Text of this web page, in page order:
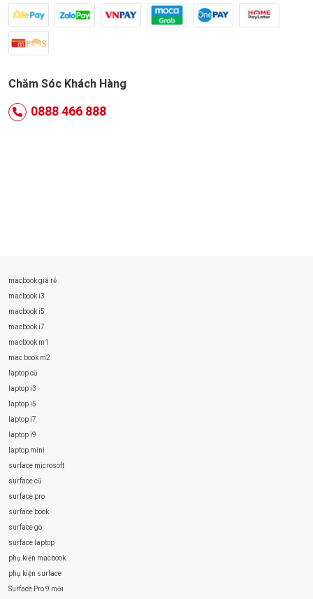
Chăm Sóc Khách Hàng
0888 466 888
macbook giá rẻ
macbook i3
macbook i5
macbook i7
macbook m1
mac book m2
laptop cũ
laptop i3
laptop i5
laptop i7
laptop i9
laptop mini
surface microsoft
surface cũ
surface pro
surface book
surface go
surface laptop
phụ kiện macbook
phụ kiện surface
Surface Pro 9 mới